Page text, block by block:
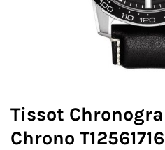
Tissot
Chrono